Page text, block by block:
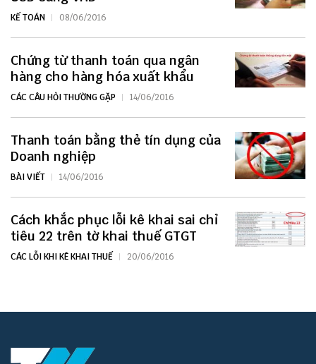
KẾ TOÁN 08/06/2016
Chứng từ thanh toán qua ngân
hàng cho hàng hóa xuất khẩu
CÁC CÂU HỎI THƯỜNG GẶP 14/06/2016
Thanh toán bằng thẻ tín dụng của
Doanh nghiệp
BÀI VIẾT 14/06/2016
Cách khắc phục lỗi kê khai sai chỉ
tiêu 22 trên tờ khai thuế GTGT
CÁC LỖI KHI KÊ KHAI THUẾ 20/06/2016